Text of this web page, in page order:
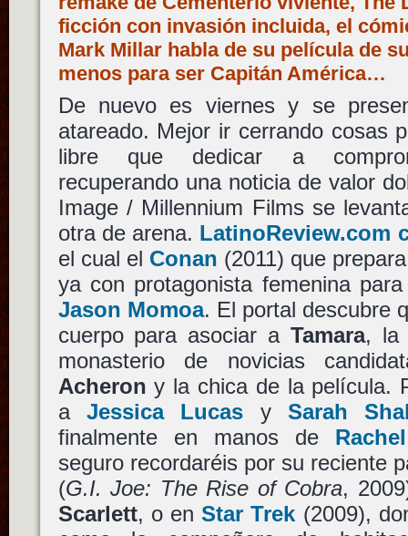
ficción con invasión incluida, el
Mark Millar habla de su película de
menos para ser Capitán América…
De nuevo es viernes y se
atareado. Mejor ir cerrando cosas
libre que dedicar a
recuperando una noticia de valor
Image / Millennium Films se
otra de arena. LatinoReview.com
el cual el Conan (2011) que
ya con protagonista femenina
Jason Momoa. El portal descubre
cuerpo para asociar aTamara, la
monasterio de novicias
Acheron y la chica de la película.
a Jessica Lucas y Sarah
finalmente en manos de
seguro recordaréis por su reciente
(G.I. Joe: The Rise of Cobra,
Scarlett, o enStar Trek (2009),